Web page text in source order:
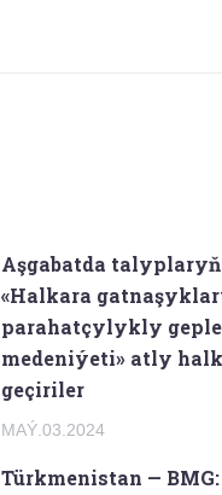
Aşgabatda
«Halkara
parahatçylykly
medeniýeti» atly
geçiriler
MAÝ.03.2024
Türkmenistan —